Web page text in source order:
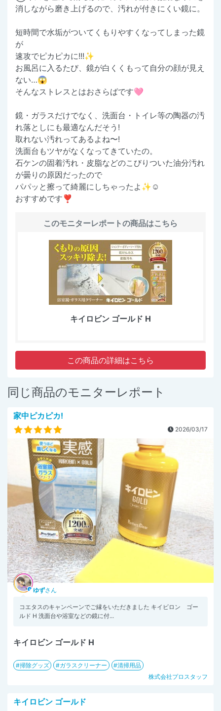
消しながら磨き上げるので、汚れが付きにくい鏡に。
短時間で水垢がついてくもりやすくなってしまった鏡
が
速攻でピカピカに!!!✨
お風呂に入るたび、鏡が白くくもって自分の顔が見え
ない…😱
そんなストレスとはおさらばです🩷
鏡・ガラスだけでなく、洗面台・トイレ等の陶器の汚
れ落としにも最適なんだそう!
取れない汚れってあるよね〜!
洗面台もツヤがなくなってきていたの。
石ケンの固着汚れ・皮脂などのこびりついた油分汚れ
が曇りの原因だったので
パパッと擦って綺麗にしちゃったよ✨☺️
おすすめです❣️
このモニターレポートの商品はこちら
キイロビン ゴールド H
この商品の詳細はこちら
同じ商品のモニターレポート
家中ピカピカ!
2026/03/17
ゆずさん
コエタスのキャンペーンでご縁をいただきました キイビロン ゴー
ルド H 洗面台や浴室などの鏡に付...
キイロビン ゴールド H
掃除グッズ ガラスクリーナー
清掃用品
株式会社プロスタッフ
キイロビン ゴールド